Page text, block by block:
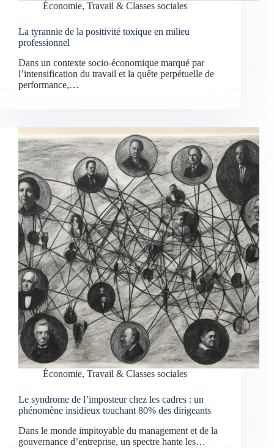
Économie, Travail & Classes sociales
La tyrannie de la positivité toxique en milieu
professionnel
Dans un contexte socio-économique marqué par
l’intensification du travail et la quête perpétuelle de
performance,…
Économie, Travail & Classes sociales
Le syndrome de l’imposteur chez les cadres : un
phénomène insidieux touchant 80% des dirigeants
Dans le monde impitoyable du management et de la
gouvernance d’entreprise, un spectre hante les…